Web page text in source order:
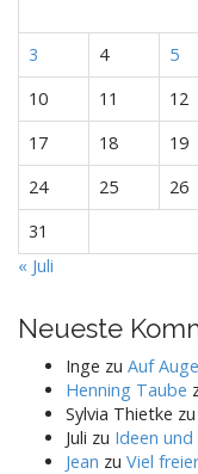
3
4 5
10
11 12
17
18 19
24
25 26
31
« Juli
Neueste
Inge zu Auf
Henning Taube
Sylvia Thietke zu
Juli zu Ideen und
Jean zu Viel freier